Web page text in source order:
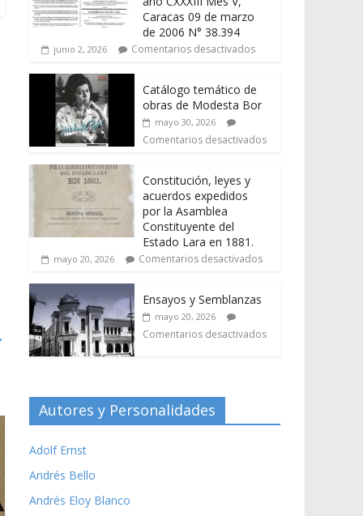
Caracas 09 de marzo
de 2006 N° 38.394
junio 2, 2026 Comentarios desactivados
Catálogo temático de
obras de Modesta Bor
mayo 30, 2026
Comentarios desactivados
Constitución, leyes y
acuerdos expedidos
por la Asamblea
Constituyente del
Estado Lara en 1881.
mayo 20, 2026 Comentarios desactivados
Ensayos y Semblanzas
mayo 20, 2026
Comentarios desactivados
Autores y Personalidades
Adolf Ernst
Andrés Bello
Andrés Eloy Blanco